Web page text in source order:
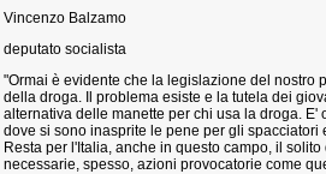
Vincenzo Balzamo
deputato socialista
"Ormai è evidente che la legislazione del nostro
della droga. Il problema esiste e la tutela dei
alternativa delle manette per chi usa la droga.
dove si sono inasprite le pene per gli
Resta per l'Italia, anche in questo campo, il
necessarie, spesso, azioni provocatorie come